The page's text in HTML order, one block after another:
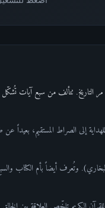
مر التاريخ. تتألف من سبع آيات
إلى الصراط المستقيم، بعيداً
وتُعرف أيضاً بأم الكتاب والسبع